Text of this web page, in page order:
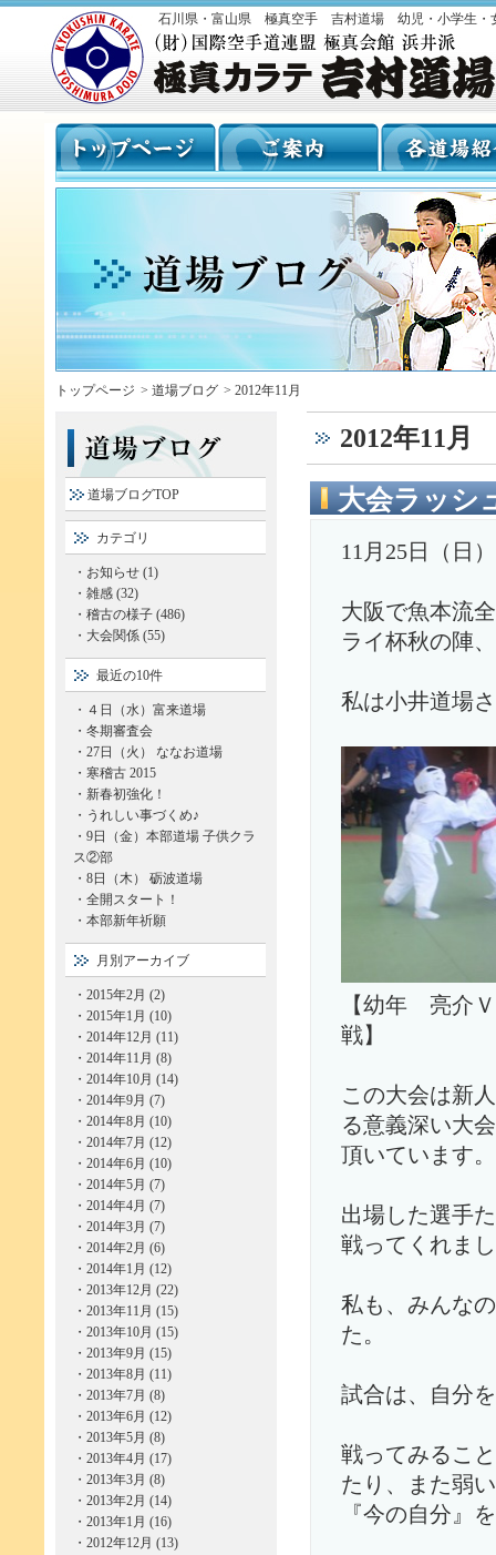
石川県・富山県 極真空手 吉村道場 幼児・小学生・
トップページ > 道場ブログ > 2012年11月
2012年11月
大会ラッシ
11月25日（日
大阪で魚本流
ライ杯秋の陣
私は小井道場
【幼年 亮
戦】
この大会は新
る意義深い大
頂いています。
出場した選手
戦ってくれま
私も、みんな
た。
試合は、自分
戦ってみるこ
たり、また弱
『今の自分』
道場ブログTOP
カテゴリ
・ お知らせ (1)
・ 雑感 (32)
・ 稽古の様子 (486)
・ 大会関係 (55)
最近の10件
・ ４日（水）富来道場
・ 冬期審査会
・ 27日（火） ななお道場
・ 寒稽古 2015
・ 新春初強化！
・ うれしい事づくめ♪
・ 9日（金）本部道場 子供クラ
ス②部
・ 8日（木） 砺波道場
・ 全開スタート！
・ 本部新年祈願
月別アーカイブ
・ 2015年2月 (2)
・ 2015年1月 (10)
・ 2014年12月 (11)
・ 2014年11月 (8)
・ 2014年10月 (14)
・ 2014年9月 (7)
・ 2014年8月 (10)
・ 2014年7月 (12)
・ 2014年6月 (10)
・ 2014年5月 (7)
・ 2014年4月 (7)
・ 2014年3月 (7)
・ 2014年2月 (6)
・ 2014年1月 (12)
・ 2013年12月 (22)
・ 2013年11月 (15)
・ 2013年10月 (15)
・ 2013年9月 (15)
・ 2013年8月 (11)
・ 2013年7月 (8)
・ 2013年6月 (12)
・ 2013年5月 (8)
・ 2013年4月 (17)
・ 2013年3月 (8)
・ 2013年2月 (14)
・ 2013年1月 (16)
・ 2012年12月 (13)